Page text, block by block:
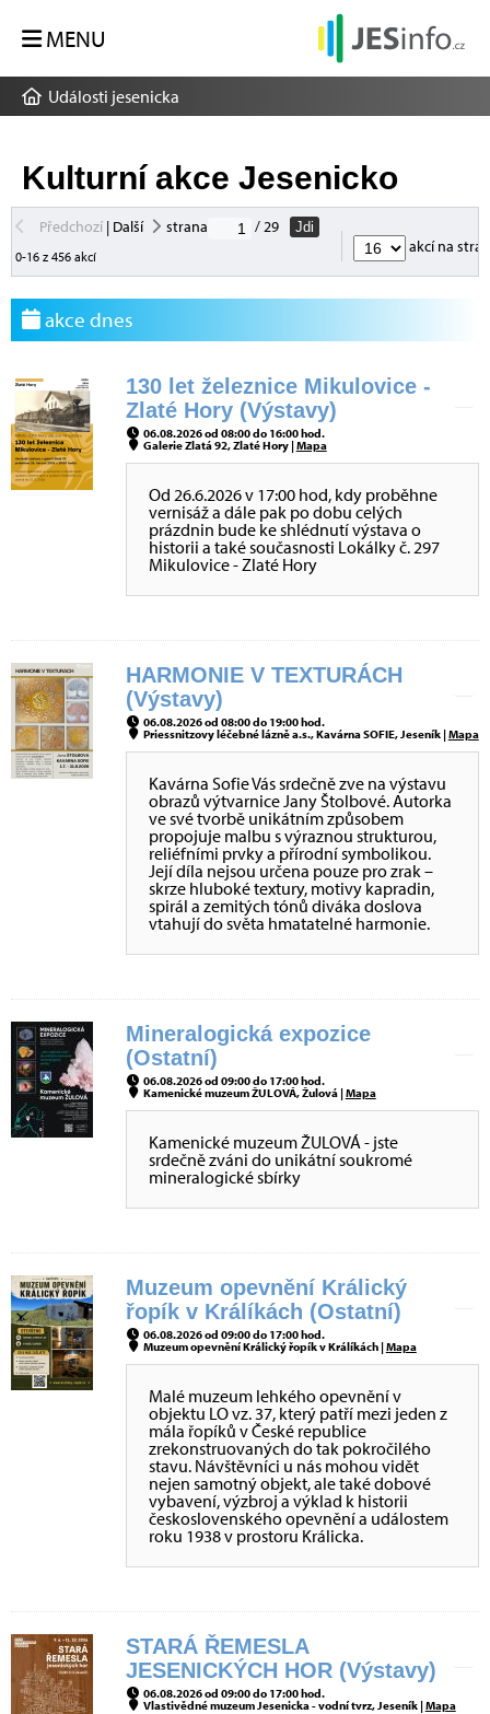
MENU
Události jesenicka
Kulturní akce Jesenicko
Předchozí| Další strana / 29
Jdi
0-16 z 456 akcí
akcí na
akce dnes
130 let železnice Mikulovice -
Zlaté Hory (Výstavy)
06.08.2026 od 08:00 do 16:00 hod.
Galerie Zlatá 92, Zlaté Hory |Mapa
Od 26.6.2026 v 17:00 hod, kdy proběhne
vernisáž a dále pak po dobu celých
prázdnin bude ke shlédnutí výstava o
historii a také současnosti Lokálky č. 297
Mikulovice - Zlaté Hory
HARMONIE V TEXTURÁCH
(Výstavy)
06.08.2026 od 08:00 do 19:00 hod.
Priessnitzovy léčebné lázně a.s., Kavárna SOFIE, Jeseník |Mapa
Kavárna Sofie Vás srdečně zve na výstavu
obrazů výtvarnice Jany Štolbové. Autorka
ve své tvorbě unikátním způsobem
propojuje malbu s výraznou strukturou,
reliéfními prvky a přírodní symbolikou.
Její díla nejsou určena pouze pro zrak –
skrze hluboké textury, motivy kapradin,
spirál a zemitých tónů diváka doslova
vtahují do světa hmatatelné harmonie.
Mineralogická expozice
(Ostatní)
06.08.2026 od 09:00 do 17:00 hod.
Kamenické muzeum ŽULOVÁ, Žulová |Mapa
Kamenické muzeum ŽULOVÁ - jste
srdečně zváni do unikátní soukromé
mineralogické sbírky
Muzeum opevnění Králický
řopík v Králíkách (Ostatní)
06.08.2026 od 09:00 do 17:00 hod.
Muzeum opevnění Králický řopík v Králíkách |Mapa
Malé muzeum lehkého opevnění v
objektu LO vz. 37, který patří mezi jeden z
mála řopíků v České republice
zrekonstruovaných do tak pokročilého
stavu. Návštěvníci u nás mohou vidět
nejen samotný objekt, ale také dobové
vybavení, výzbroj a výklad k historii
československého opevnění a událostem
roku 1938 v prostoru Králicka.
STARÁ ŘEMESLA
JESENICKÝCH HOR (Výstavy)
06.08.2026 od 09:00 do 17:00 hod.
Vlastivědné muzeum Jesenicka - vodní tvrz, Jeseník |Mapa